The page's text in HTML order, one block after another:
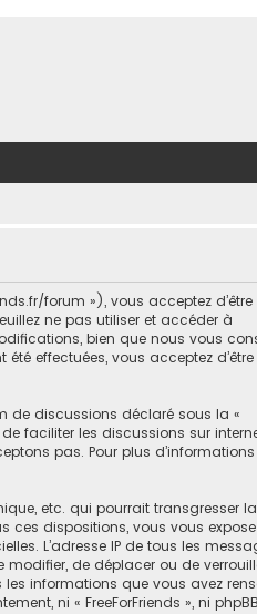
forum »), vous acceptez
ne pas utiliser et accéder à
bien que nous vous
effectuées, vous acceptez
de discussions déclaré sous la «
faciliter les discussions sur
pas. Pour plus
etc. qui pourrait transgresser
ces dispositions, vous vous
L’adresse IP de tous les
de déplacer ou de
informations que vous avez
ni « FreeForFriends », ni